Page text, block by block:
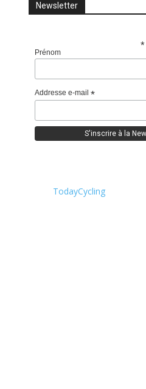
Newsletter
*
Prénom
Addresse e-mail *
TodayCycling